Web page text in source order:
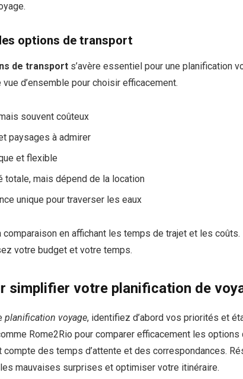
options de transport
de transport s’avère essentiel pour une planification
d’ensemble pour choisir efficacement.
souvent coûteux
paysages à admirer
et flexible
totale, mais dépend de la location
unique pour traverser les eaux
comparaison en affichant les temps de trajet et les
votre budget et votre temps.
simplifier votre planification de
planification voyage, identifiez d’abord vos priorités et
Rome2Rio pour comparer efficacement les options
compte des temps d’attente et des correspondances.
les mauvaises surprises et optimiser votre itinéraire.